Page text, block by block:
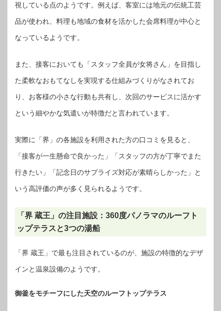
視している点のようです。例えば、客室には地元の伝統工芸
品が使われ、料理も地域の食材を活かした会席料理が中心と
なっているようです。
また、接客においても「スタッフ全員が女将さん」を目指し
た柔軟なおもてなしを実現する仕組みづくりがなされてお
り、お客様の小さな行動も共有し、次回のサービスに活かす
という細やかな気遣いが特徴だと言われています。
実際に「界」の各施設を利用された方の口コミを見ると、
「接客が一生懸命で良かった」「スタッフの方が丁寧でまた
行きたい」「記念日のサプライズ対応が素晴らしかった」と
いう高評価の声が多く見られるようです。
「界 蔵王」の注目施設：360度パノラマのルーフト
ップテラスと3つの湯船
「界 蔵王」で最も注目されているのが、施設の特徴的なデザ
インと温泉設備のようです。
御釜をモチーフにした天空のルーフトップテラス